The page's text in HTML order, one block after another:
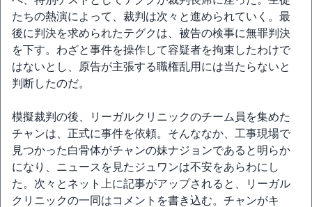
たちの熱演によって、裁判は次々と進められていく。最
後に判決を求められたテグクは、被告の検事に無罪判決
を下す。わざと事件を操作して容疑者を拘束したわけで
はないとし、原告が主張する職権乱用には当たらないと
判断したのだ。
模擬裁判の後、リーガルクリニックのチーム員を集めた
チャンは、正式に事件を依頼。そんななか、工事現場で
見つかった白骨体がチャンの妹ナジョンであると明らか
になり、ニュースを見たジュワンは不安をあらわにし
た。次々とネット上に記事がアップされると、リーガル
クリニックの一同はコメントを書き込む。チャンがキ